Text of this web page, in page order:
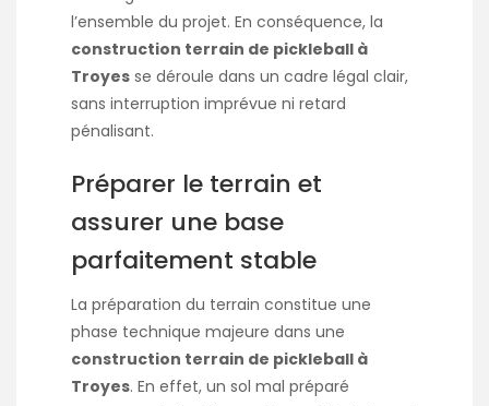
l’ensemble du projet. En conséquence, la
construction terrain de pickleball à
Troyes se déroule dans un cadre légal clair,
sans interruption imprévue ni retard
pénalisant.
Préparer le terrain et
assurer une base
parfaitement stable
La préparation du terrain constitue une
phase technique majeure dans une
construction terrain de pickleball à
Troyes. En effet, un sol mal préparé